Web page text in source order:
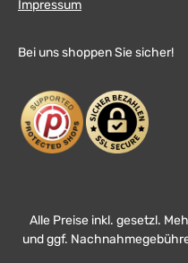
Impressum
Bei uns shoppen Sie sicher!
Alle Preise inkl. gesetzl.
und ggf.